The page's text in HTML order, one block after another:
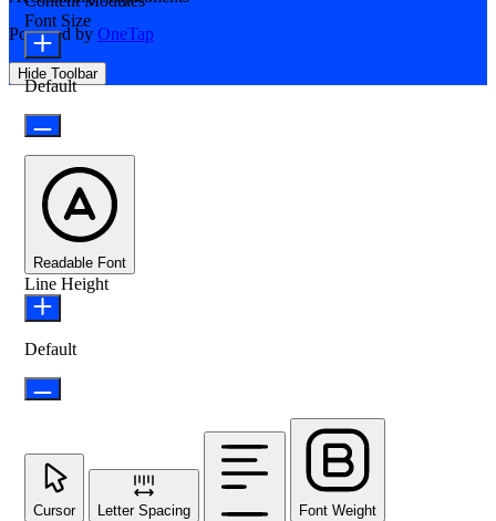
Powered by OneTap
Hide Toolbar
Font Size
Default
Readable Font
Line Height
Default
Cursor Letter Spacing Font Weight